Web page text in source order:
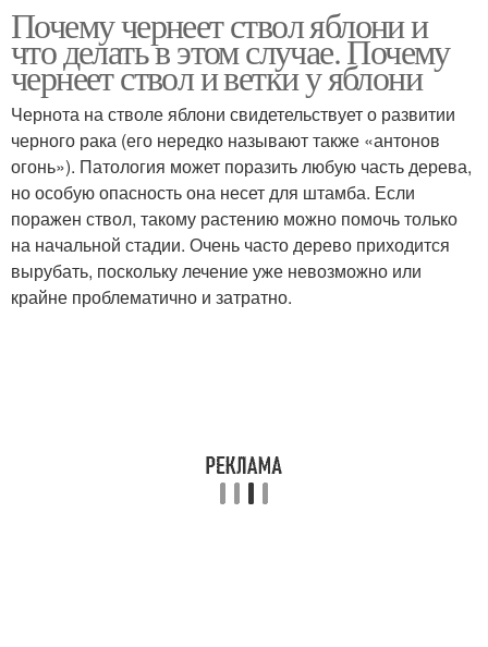
Почему чернеет ствол яблони и
что делать в этом случае. Почему
чернеет ствол и ветки у яблони
Чернота на стволе яблони свидетельствует о развитии
черного рака (его нередко называют также «антонов
огонь»). Патология может поразить любую часть дерева,
но особую опасность она несет для штамба. Если
поражен ствол, такому растению можно помочь только
на начальной стадии. Очень часто дерево приходится
вырубать, поскольку лечение уже невозможно или
крайне проблематично и затратно.